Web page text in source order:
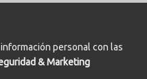
personal con las
& Marketing